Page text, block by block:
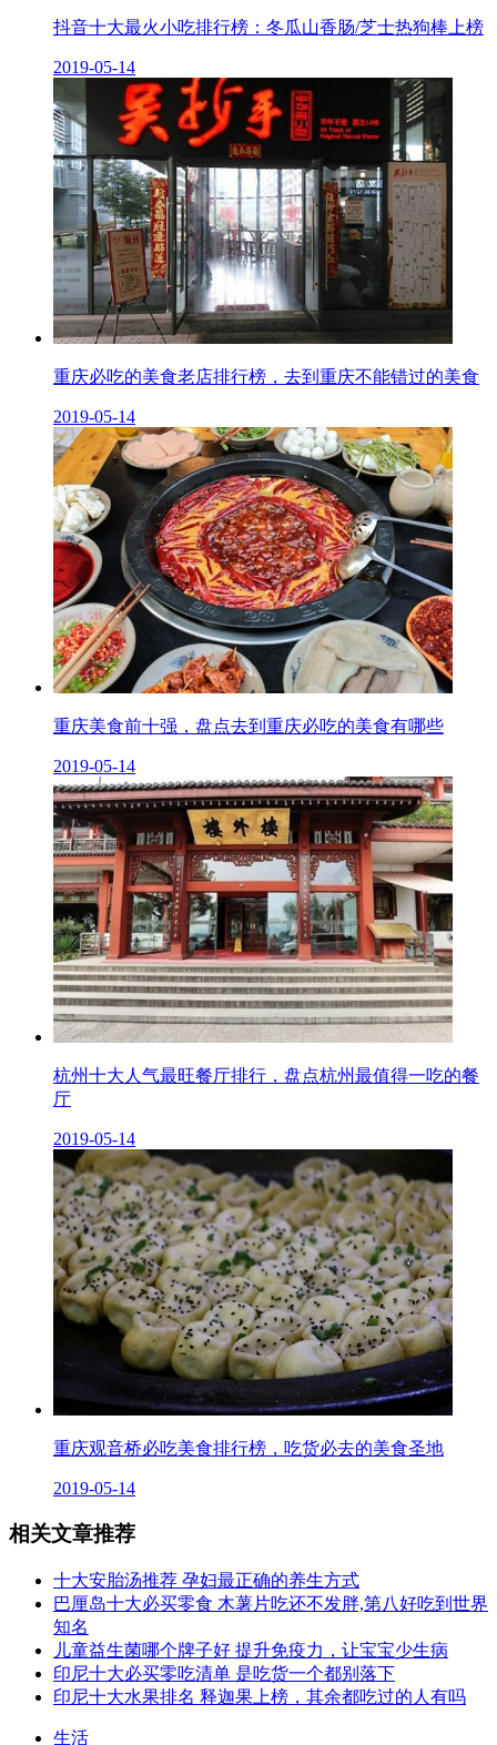
抖音十大最火小吃排行榜：冬瓜山香肠/芝士热狗棒上榜
2019-05-14
重庆必吃的美食老店排行榜，去到重庆不能错过的美食
2019-05-14
重庆美食前十强，盘点去到重庆必吃的美食有哪些
2019-05-14
杭州十大人气最旺餐厅排行，盘点杭州最值得一吃的餐
厅
2019-05-14
重庆观音桥必吃美食排行榜，吃货必去的美食圣地
2019-05-14
相关文章推荐
十大安胎汤推荐 孕妇最正确的养生方式
巴厘岛十大必买零食 木薯片吃还不发胖,第八好吃到世界
知名
儿童益生菌哪个牌子好 提升免疫力，让宝宝少生病
印尼十大必买零吃清单 是吃货一个都别落下
印尼十大水果排名 释迦果上榜，其余都吃过的人有吗
生活